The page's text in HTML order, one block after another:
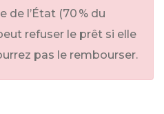
de l’État (70 % du
refuser le prêt si elle
pas le rembourser.